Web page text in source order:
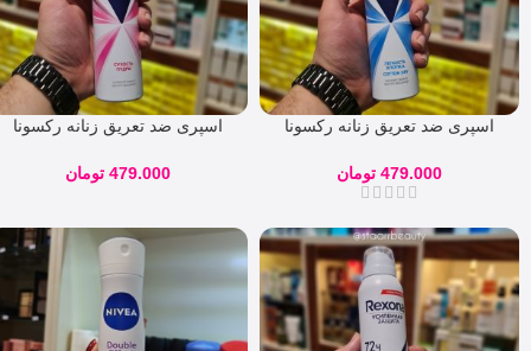
اسپری ضد تعریق زنانه رکسونا
479.000 تومان
اسپری ضد تعریق زنانه رکسونا
479.000 تومان